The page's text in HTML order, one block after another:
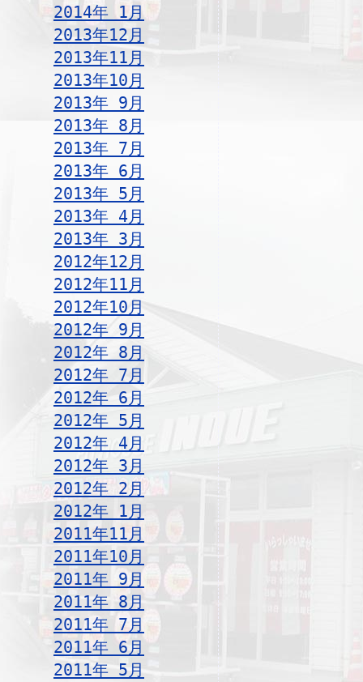
2014年 1月
2013年12月
2013年11月
2013年10月
2013年 9月
2013年 8月
2013年 7月
2013年 6月
2013年 5月
2013年 4月
2013年 3月
2012年12月
2012年11月
2012年10月
2012年 9月
2012年 8月
2012年 7月
2012年 6月
2012年 5月
2012年 4月
2012年 3月
2012年 2月
2012年 1月
2011年11月
2011年10月
2011年 9月
2011年 8月
2011年 7月
2011年 6月
2011年 5月